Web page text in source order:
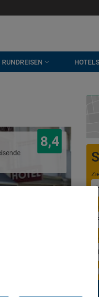
RUNDREISEN HOTELS
8,4
1